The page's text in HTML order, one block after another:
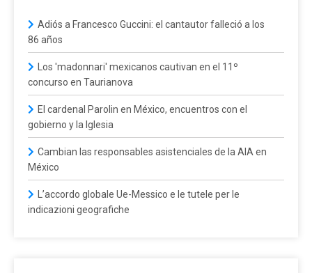
Adiós a Francesco Guccini: el cantautor falleció a los
86 años
Los 'madonnari' mexicanos cautivan en el 11º
concurso en Taurianova
El cardenal Parolin en México, encuentros con el
gobierno y la Iglesia
Cambian las responsables asistenciales de la AIA en
México
L’accordo globale Ue-Messico e le tutele per le
indicazioni geografiche